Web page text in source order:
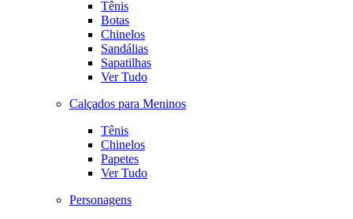
Tênis
Botas
Chinelos
Sandálias
Sapatilhas
Ver Tudo
Calçados para Meninos
Tênis
Chinelos
Papetes
Ver Tudo
Personagens